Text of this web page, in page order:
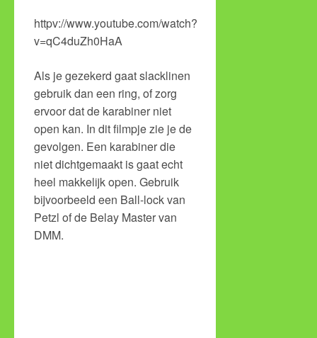
httpv://www.youtube.com/watch?
v=qC4duZh0HaA
Als je gezekerd gaat slacklinen
gebruik dan een ring, of zorg
ervoor dat de karabiner niet
open kan. In dit filmpje zie je de
gevolgen. Een karabiner die
niet dichtgemaakt is gaat echt
heel makkelijk open. Gebruik
bijvoorbeeld een Ball-lock van
Petzl of de Belay Master van
DMM.